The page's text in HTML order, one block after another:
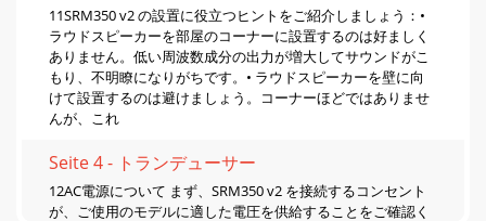
11SRM350 v2 の設置に役立つヒントをご紹介しましょう：•
ラウドスピーカーを部屋のコーナーに設置するのは好ましく
ありません。低い周波数成分の出力が増大してサウンドがこ
もり、不明瞭になりがちです。• ラウドスピーカーを壁に向
けて設置するのは避けましょう。コーナーほどではありませ
んが、これ
Seite 4 - トランデューサー
12AC電源について まず、SRM350 v2 を接続するコンセント
が、ご使用のモデルに適した電圧を供給することをご確認く